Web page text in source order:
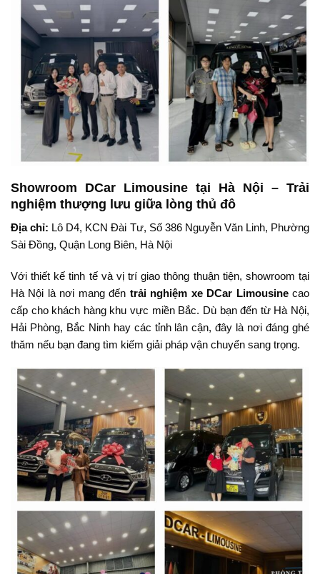
Showroom DCar Limousine tại Hà Nội – Trải
nghiệm thượng lưu giữa lòng thủ đô
Địa chỉ: Lô D4, KCN Đài Tư, Số 386 Nguyễn Văn Linh, Phường
Sài Đồng, Quận Long Biên, Hà Nội
Với thiết kế tinh tế và vị trí giao thông thuận tiện, showroom tại
Hà Nội là nơi mang đến trải nghiệm xe DCar Limousinecao
cấp cho khách hàng khu vực miền Bắc. Dù bạn đến từ Hà Nội,
Hải Phòng, Bắc Ninh hay các tỉnh lân cận, đây là nơi đáng ghé
thăm nếu bạn đang tìm kiếm giải pháp vận chuyển sang trọng.